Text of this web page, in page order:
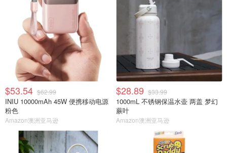
$53.54 $62.99
INIU 10000mAh 45W 便携移动电源
粉色
Amazon澳洲亚马逊
$28.89 $33.99
1000mL 不锈钢保温水壶 两盖 梦幻
蕨叶
Amazon澳洲亚马逊